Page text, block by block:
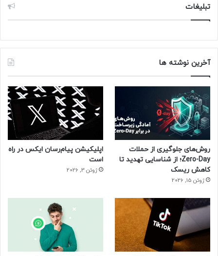
تبلیغات
آخرین نوشته ها
روش‌های جلوگیری از حملات
Zero-Day؛ از شناسایی تهدید تا
کاهش ریسک
ژوئن 15, 2026
اپلیکیشن پیام‌رسان ایکس در راه
است
ژوئن 3, 2026